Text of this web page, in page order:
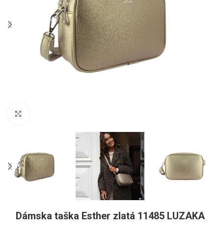
Dámska taška Esther zlatá 11485 LUZAKA